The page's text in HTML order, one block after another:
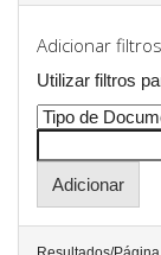
Adicionar
Utilizar filtros